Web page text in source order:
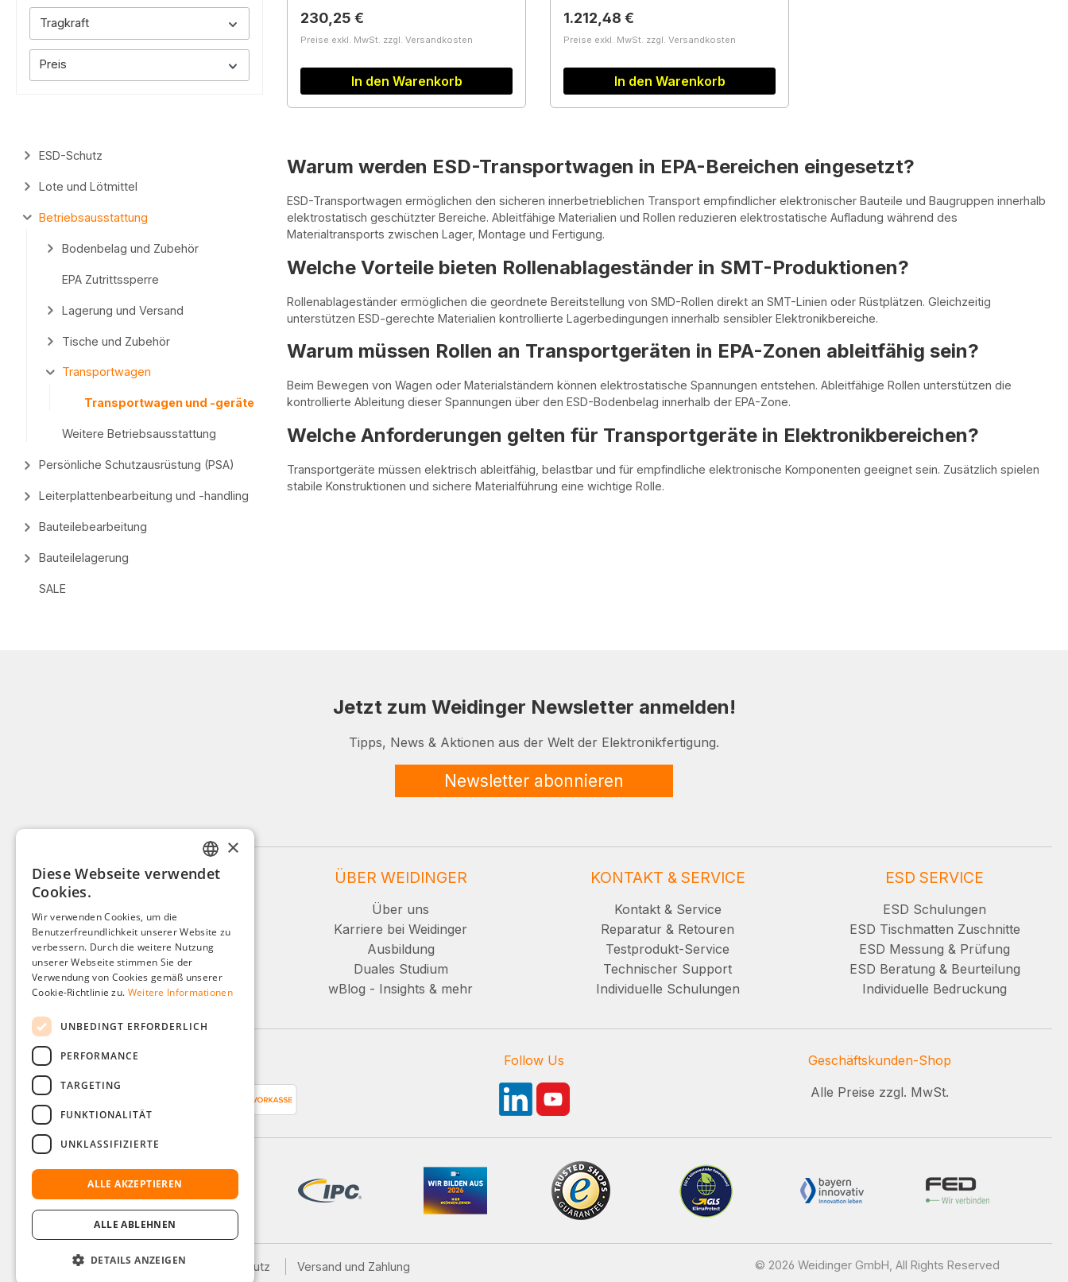
Tragkraft
Preis
ESD-Schutz
Lote und Lötmittel
Betriebsausstattung
Bodenbelag und Zubehör
EPA Zutrittssperre
Lagerung und Versand
Tische und Zubehör
Transportwagen
Transportwagen und -geräte
Weitere Betriebsausstattung
Persönliche Schutzausrüstung (PSA)
Leiterplattenbearbeitung und -handling
Bauteilebearbeitung
Bauteilelagerung
SALE
Regulärer Preis:
230,25 €
Preise exkl. MwSt. zzgl. Versandkosten
In den Warenkorb
Regulärer Preis:
1.212,48 €
Preise exkl. MwSt. zzgl. Versandkosten
In den Warenkorb
Warum werden ESD-Transportwagen in EPA-Bereichen eingesetzt?
ESD-Transportwagen ermöglichen den sicheren innerbetrieblichen Transport empfindlicher elektronischer Bauteile und Baugruppen innerhalb
elektrostatisch geschützter Bereiche. Ableitfähige Materialien und Rollen reduzieren elektrostatische Aufladung während des
Materialtransports zwischen Lager, Montage und Fertigung.
Welche Vorteile bieten Rollenablageständer in SMT-Produktionen?
Rollenablageständer ermöglichen die geordnete Bereitstellung von SMD-Rollen direkt an SMT-Linien oder Rüstplätzen. Gleichzeitig
unterstützen ESD-gerechte Materialien kontrollierte Lagerbedingungen innerhalb sensibler Elektronikbereiche.
Warum müssen Rollen an Transportgeräten in EPA-Zonen ableitfähig sein?
Beim Bewegen von Wagen oder Materialständern können elektrostatische Spannungen entstehen. Ableitfähige Rollen unterstützen die
kontrollierte Ableitung dieser Spannungen über den ESD-Bodenbelag innerhalb der EPA-Zone.
Welche Anforderungen gelten für Transportgeräte in Elektronikbereichen?
Transportgeräte müssen elektrisch ableitfähig, belastbar und für empfindliche elektronische Komponenten geeignet sein. Zusätzlich spielen
stabile Konstruktionen und sichere Materialführung eine wichtige Rolle.
Jetzt zum Weidinger Newsletter anmelden!
Tipps, News & Aktionen aus der Welt der Elektronikfertigung.
Newsletter abonnieren
WEIDINGER SERVICE
Service und Beratung:
+49 (0)8142 / 4289 - 300
Mo-Fr, 08:00 - 16:00 Uhr
Oder über unser Kontaktformular.
ÜBER WEIDINGER
Über uns
Karriere bei Weidinger
Ausbildung
Duales Studium
wBlog - Insights & mehr
KONTAKT & SERVICE
Kontakt & Service
Reparatur & Retouren
Testprodukt-Service
Technischer Support
Individuelle Schulungen
ESD SERVICE
ESD Schulungen
ESD Tischmatten Zuschnitte
ESD Messung & Prüfung
ESD Beratung & Beurteilung
Individuelle Bedruckung
Follow Us
Geschäftskunden-Shop
Alle Preise zzgl. MwSt.
Impressum AGB Datenschutz Versand und Zahlung © 2026 Weidinger GmbH, All Rights Reserved
GERMAN
FRENCH
DUTCH
×
Diese Webseite verwendet
Cookies.
Wir verwenden Cookies, um die
Benutzerfreundlichkeit unserer Website zu
verbessern. Durch die weitere Nutzung
unserer Webseite stimmen Sie der
Verwendung von Cookies gemäß unserer
Cookie-Richtlinie zu. Weitere Informationen
UNBEDINGT ERFORDERLICH
PERFORMANCE
TARGETING
FUNKTIONALITÄT
UNKLASSIFIZIERTE
ALLE AKZEPTIEREN
ALLE ABLEHNEN
DETAILS ANZEIGEN